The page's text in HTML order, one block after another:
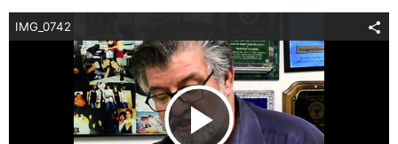
IMG_0742
Play Video